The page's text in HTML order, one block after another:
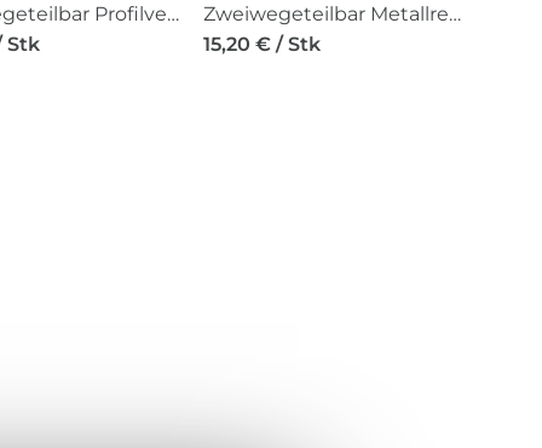
Zweiwegeteilbar Profilverschluss (P60), schwarz
Stk
Zweiwegeteilbar Metallreißverschluss (M60), camel
15,20 € / Stk